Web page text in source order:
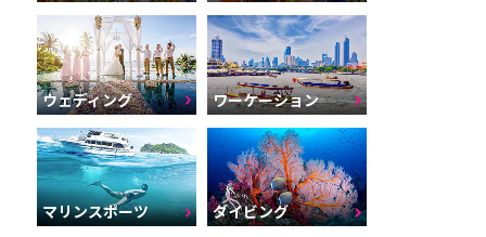
ウェディング ワーケーション
マリンスポーツ ダイビング